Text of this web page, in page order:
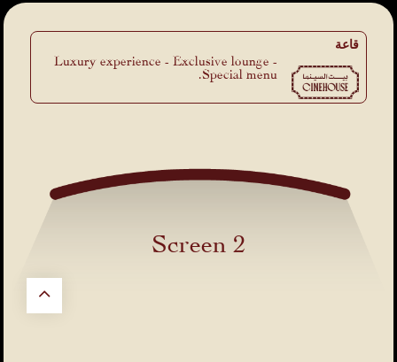
قاعة
Luxury experience - Exclusive lounge -
Special menu.
Screen 2